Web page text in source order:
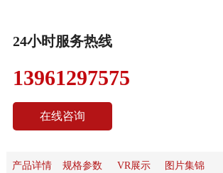
24小时服务热线
13961297575
在线咨询
产品详情 规格参数 VR展示 图片集锦